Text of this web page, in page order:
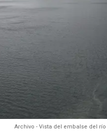
Archivo - Vista del embalse del